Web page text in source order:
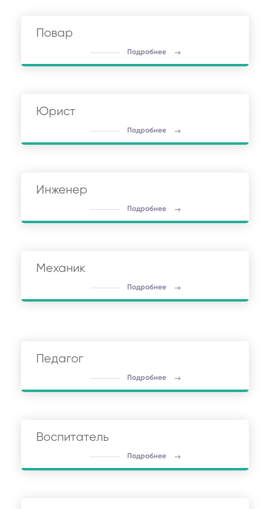
Повар
Подробнее
Юрист
Подробнее
Инженер
Подробнее
Механик
Подробнее
Педагог
Подробнее
Воспитатель
Подробнее